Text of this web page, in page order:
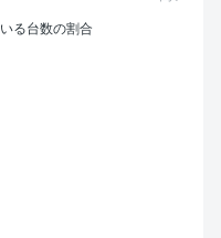
る台数の割合